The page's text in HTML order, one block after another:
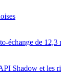
échange de
Shadow et les